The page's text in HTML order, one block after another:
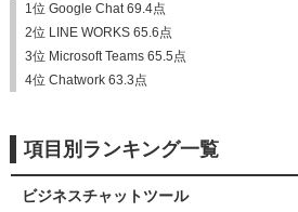
1位 Google Chat 69.4点
2位 LINE WORKS 65.6点
3位 Microsoft Teams 65.5点
4位 Chatwork 63.3点
項目別ランキング一覧
ビジネスチャットツール